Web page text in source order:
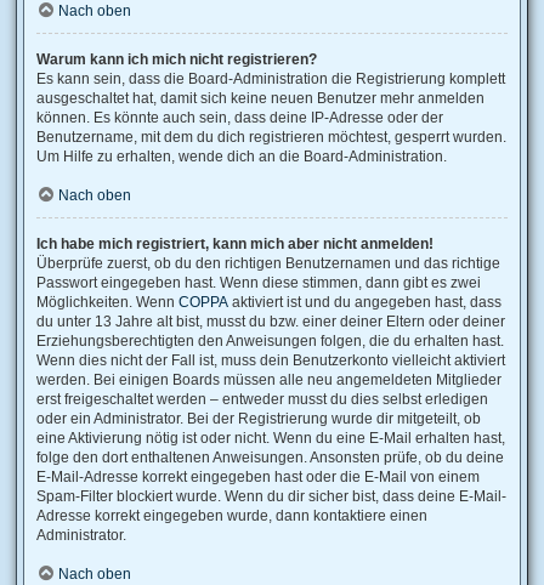
Nach oben
Warum kann ich mich nicht registrieren?
Es kann sein, dass die Board-Administration die Registrierung komplett
ausgeschaltet hat, damit sich keine neuen Benutzer mehr anmelden
können. Es könnte auch sein, dass deine IP-Adresse oder der
Benutzername, mit dem du dich registrieren möchtest, gesperrt wurden.
Um Hilfe zu erhalten, wende dich an die Board-Administration.
Nach oben
Ich habe mich registriert, kann mich aber nicht anmelden!
Überprüfe zuerst, ob du den richtigen Benutzernamen und das richtige
Passwort eingegeben hast. Wenn diese stimmen, dann gibt es zwei
Möglichkeiten. Wenn COPPA aktiviert ist und du angegeben hast, dass
du unter 13 Jahre alt bist, musst du bzw. einer deiner Eltern oder deiner
Erziehungsberechtigten den Anweisungen folgen, die du erhalten hast.
Wenn dies nicht der Fall ist, muss dein Benutzerkonto vielleicht aktiviert
werden. Bei einigen Boards müssen alle neu angemeldeten Mitglieder
erst freigeschaltet werden – entweder musst du dies selbst erledigen
oder ein Administrator. Bei der Registrierung wurde dir mitgeteilt, ob
eine Aktivierung nötig ist oder nicht. Wenn du eine E-Mail erhalten hast,
folge den dort enthaltenen Anweisungen. Ansonsten prüfe, ob du deine
E-Mail-Adresse korrekt eingegeben hast oder die E-Mail von einem
Spam-Filter blockiert wurde. Wenn du dir sicher bist, dass deine E-Mail-
Adresse korrekt eingegeben wurde, dann kontaktiere einen
Administrator.
Nach oben